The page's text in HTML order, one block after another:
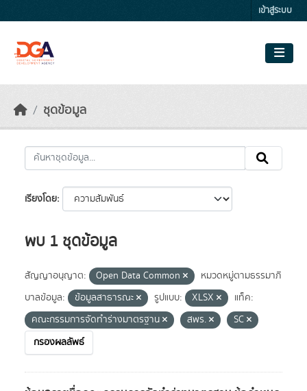
เข้าสู่ระบบ
ชุดข้อมูล
เรียงโดย
พบ 1 ชุดข้อมูล
สัญญาอนุญาต: Open Data Common
หมวดหมู่ตามธรรมาภิ
บาลข้อมูล:
ข้อมูลสาธารณะ รูปแบบ: XLSX
แท็ค:
คณะกรรมการจัดทำร่างมาตรฐาน
สพร.
SC
กรองผลลัพธ์